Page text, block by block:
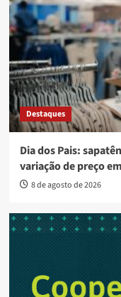
Destaques
Dia dos Pais:
variação de preço
8 de agosto de 2026